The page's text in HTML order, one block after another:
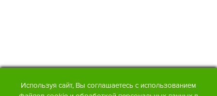
Используя сайт, Вы соглашаетесь с использованием